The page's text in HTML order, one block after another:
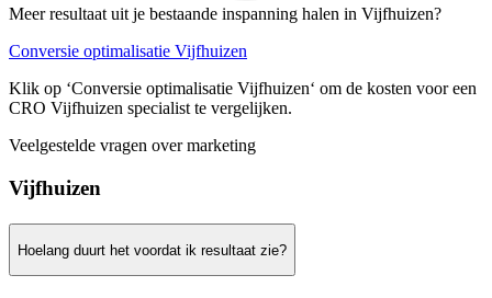
Meer resultaat uit je bestaande inspanning halen in Vijfhuizen?
Conversie optimalisatie Vijfhuizen
Klik op ‘Conversie optimalisatie Vijfhuizen‘ om de kosten voor een
CRO Vijfhuizen specialist te vergelijken.
Veelgestelde vragen over marketing
Vijfhuizen
Hoelang duurt het voordat ik resultaat zie?